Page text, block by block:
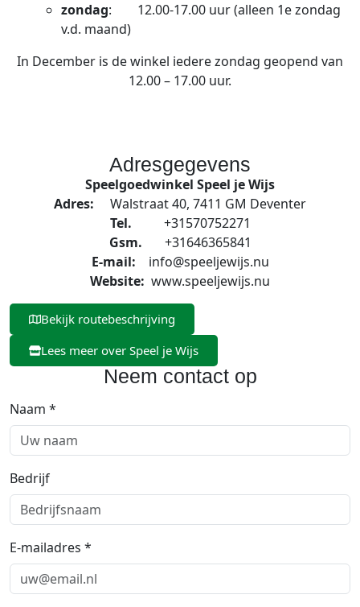
zondag: 12.00-17.00 uur (alleen 1e zondag
v.d. maand)
In December is de winkel iedere zondag geopend van
12.00 – 17.00 uur.
Adresgegevens
Speelgoedwinkel Speel je Wijs
Adres:
Walstraat 40, 7411 GM Deventer
Tel.
+31570752271
Gsm.
+31646365841
E-mail:
info@speeljewijs.nu
Website: www.speeljewijs.nu
Bekijk routebeschrijving
Lees meer over Speel je Wijs
Neem contact op
Naam *
Bedrijf
E-mailadres *